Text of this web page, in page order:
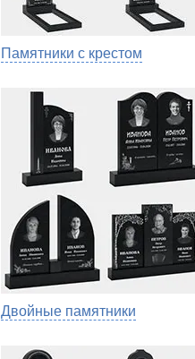
Памятники с крестом
Двойные памятники